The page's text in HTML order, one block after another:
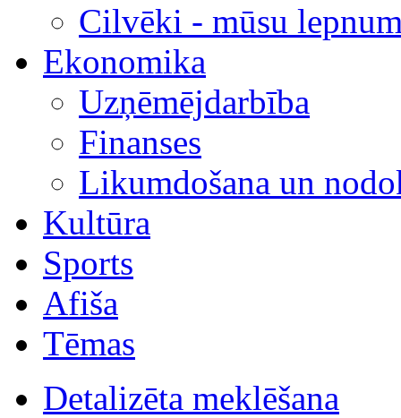
Cilvēki - mūsu
Ekonomika
Uzņēmējdarbība
Finanses
Likumdošana un
Kultūra
Sports
Afiša
Tēmas
Detalizēta meklēšana